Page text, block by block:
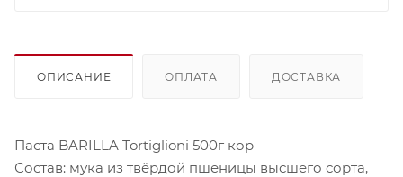
ОПИСАНИЕ ОПЛАТА ДОСТАВКА
Паста BARILLA Tortiglioni 500г кор
Состав: мука из твёрдой пшеницы высшего сорта,